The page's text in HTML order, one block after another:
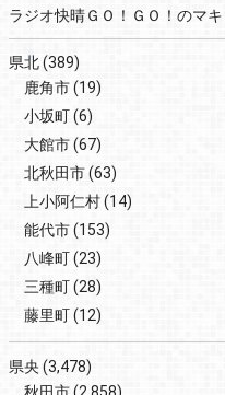
ラジオ快晴ＧＯ！ＧＯ！のマキ
県北(389)
鹿角市(19)
小坂町(6)
大館市(67)
北秋田市(63)
上小阿仁村(14)
能代市(153)
八峰町(23)
三種町(28)
藤里町(12)
県央 (3,478)
秋田市(2,858)